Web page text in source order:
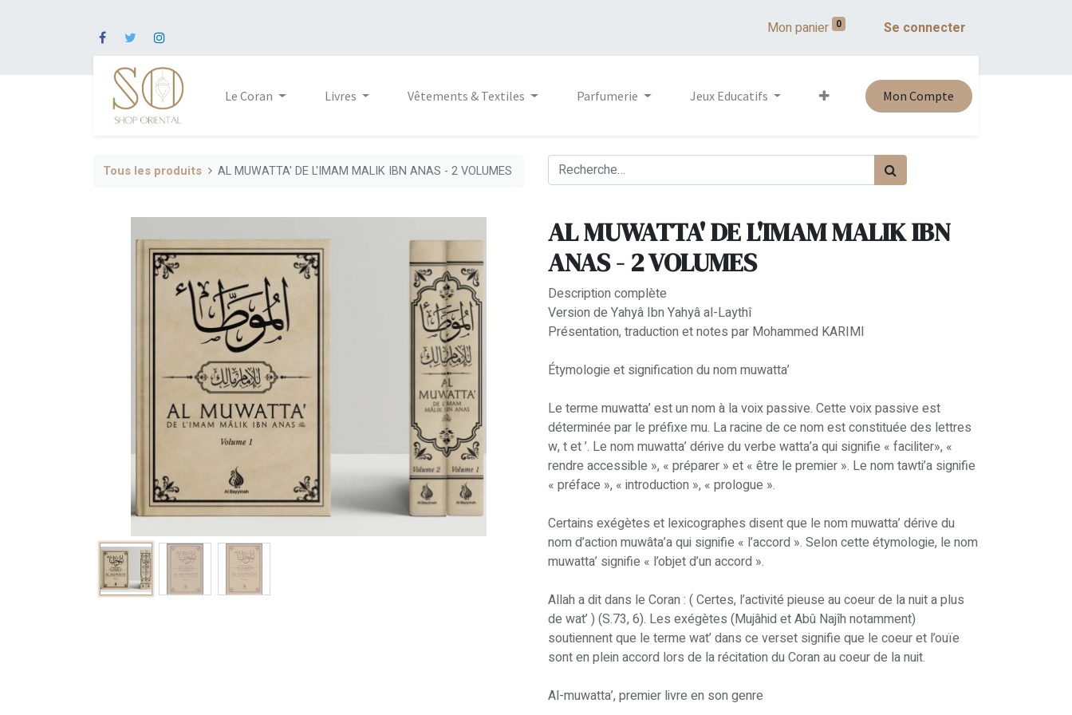
Mon panier 0 Se connecter
Le Coran Livres Vêtements & Textiles Parfumerie Jeux Educatifs Mon Compte
Tous les produits AL MUWATTA' DE L'IMAM MALIK IBN ANAS - 2 VOLUMES
AL MUWATTA' DE L'IMAM MALIK IBN
ANAS - 2 VOLUMES
Description complète
Version de Yahyâ Ibn Yahyâ al-Laythî
Présentation, traduction et notes par Mohammed KARIMI
Étymologie et signification du nom muwatta’
Le terme muwatta’ est un nom à la voix passive. Cette voix passive est
déterminée par le préfixe mu. La racine de ce nom est constituée des lettres
w, t et ’. Le nom muwatta’ dérive du verbe watta’a qui signifie « faciliter», «
rendre accessible », « préparer » et « être le premier ». Le nom tawti’a signifie
« préface », « introduction », « prologue ».
Certains exégètes et lexicographes disent que le nom muwatta’ dérive du
nom d’action muwâta’a qui signifie « l’accord ». Selon cette étymologie, le nom
muwatta’ signifie « l’objet d’un accord ».
Allah a dit dans le Coran : ( Certes, l’activité pieuse au coeur de la nuit a plus
de wat’ ) (S.73, 6). Les exégètes (Mujâhid et Abû Najîh notamment)
soutiennent que le terme wat’ dans ce verset signifie que le coeur et l’ouïe
sont en plein accord lors de la récitation du Coran au coeur de la nuit.
Al-muwatta’, premier livre en son genre